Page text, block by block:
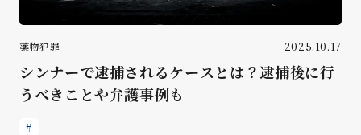
薬物犯罪 2025.10.17
シンナーで逮捕されるケースとは？逮捕後に行
うべきことや弁護事例も